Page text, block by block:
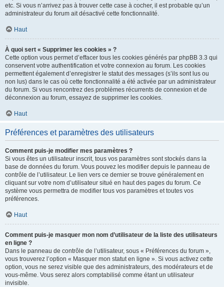
etc. Si vous n’arrivez pas à trouver cette case à cocher, il est probable qu’un
administrateur du forum ait désactivé cette fonctionnalité.
Haut
À quoi sert « Supprimer les cookies » ?
Cette option vous permet d’effacer tous les cookies générés par phpBB 3.3 qui
conservent votre authentification et votre connexion au forum. Les cookies
permettent également d’enregistrer le statut des messages (s’ils sont lus ou
non lus) dans le cas où cette fonctionnalité a été activée par un administrateur
du forum. Si vous rencontrez des problèmes récurrents de connexion et de
déconnexion au forum, essayez de supprimer les cookies.
Haut
Préférences et paramètres des utilisateurs
Comment puis-je modifier mes paramètres ?
Si vous êtes un utilisateur inscrit, tous vos paramètres sont stockés dans la
base de données du forum. Vous pouvez les modifier depuis le panneau de
contrôle de l’utilisateur. Le lien vers ce dernier se trouve généralement en
cliquant sur votre nom d’utilisateur situé en haut des pages du forum. Ce
système vous permettra de modifier tous vos paramètres et toutes vos
préférences.
Haut
Comment puis-je masquer mon nom d’utilisateur de la liste des utilisateurs
en ligne ?
Dans le panneau de contrôle de l’utilisateur, sous « Préférences du forum »,
vous trouverez l’option « Masquer mon statut en ligne ». Si vous activez cette
option, vous ne serez visible que des administrateurs, des modérateurs et de
vous-même. Vous serez alors comptabilisé comme étant un utilisateur
invisible.